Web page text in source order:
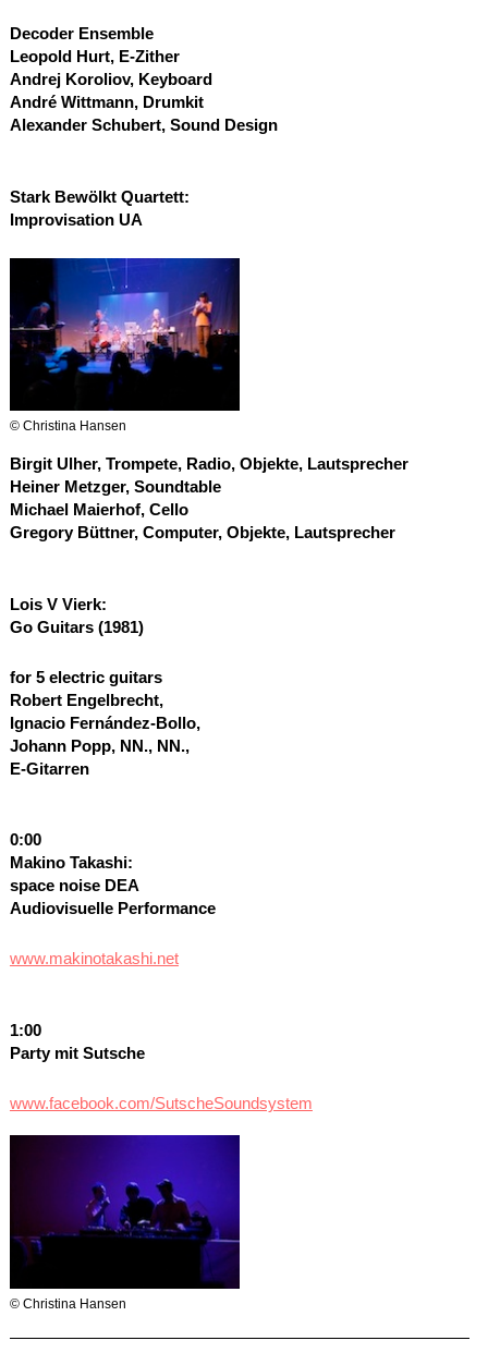
Decoder Ensemble
Leopold Hurt, E-Zither
Andrej Koroliov, Keyboard
André Wittmann, Drumkit
Alexander Schubert, Sound Design
Stark Bewölkt Quartett:
Improvisation UA
© Christina Hansen
Birgit Ulher, Trompete, Radio, Objekte, Lautsprecher
Heiner Metzger, Soundtable
Michael Maierhof, Cello
Gregory Büttner, Computer, Objekte, Lautsprecher
Lois V Vierk:
Go Guitars (1981)
for 5 electric guitars
Robert Engelbrecht,
Ignacio Fernández-Bollo,
Johann Popp, NN., NN.,
E-Gitarren
0:00
Makino Takashi:
space noise DEA
Audiovisuelle Performance
www.makinotakashi.net
1:00
Party mit Sutsche
www.facebook.com/SutscheSoundsystem
© Christina Hansen